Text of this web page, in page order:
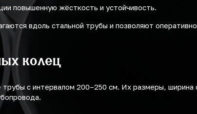
повышенную жёсткость и устойчивость.
вдоль стальной трубы и позволяют
колец
с интервалом 200–250 см. Их размеры,